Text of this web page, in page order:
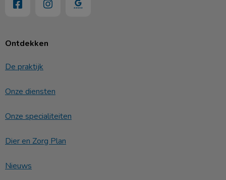
Ontdekken
De praktijk
Onze diensten
Onze specialiteiten
Dier en Zorg Plan
Nieuws